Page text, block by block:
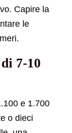
Capire la
le
7-10
e 1.700
o dieci